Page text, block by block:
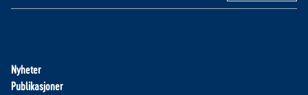
Nyheter
Publikasjoner